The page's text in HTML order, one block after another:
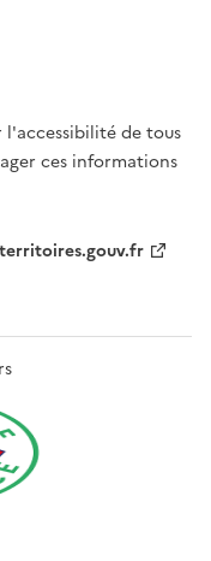
de tous
ces informations